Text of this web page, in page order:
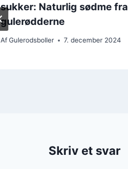
sukker: Naturlig sødme fra
gulerødderne
AfGulerodsboller 7. december 2024
Skriv et svar